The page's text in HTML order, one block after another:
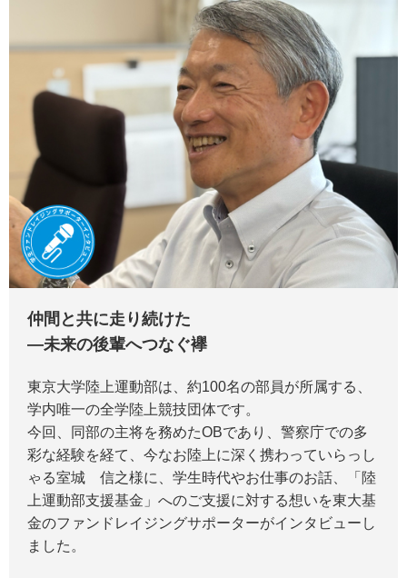
仲間と共に走り続けた
―未来の後輩へつなぐ襷
東京大学陸上運動部は、約100名の部員が所属する、
学内唯一の全学陸上競技団体です。
今回、同部の主将を務めたOBであり、警察庁での多
彩な経験を経て、今なお陸上に深く携わっていらっし
ゃる室城 信之様に、学生時代やお仕事のお話、「陸
上運動部支援基金」へのご支援に対する想いを東大基
金のファンドレイジングサポーターがインタビューし
ました。